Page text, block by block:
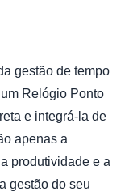
gestão de tempo
Relógio Ponto
e integrá-la de
apenas a
produtividade e a
gestão do seu